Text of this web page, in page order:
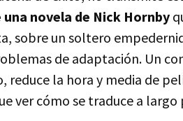
novela de Nick Hornby
sobre un soltero
de adaptación. Un
reduce la hora y media de
ver cómo se traduce a largo